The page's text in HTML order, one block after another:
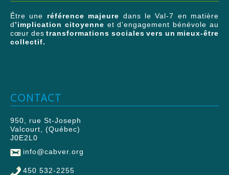
Être une référence majeure dans le Val-7 en matière
d’implication citoyenne et d’engagement bénévole au
cœur des transformations sociales vers un mieux-être
collectif.
CONTACT
950, rue St-Joseph
Valcourt, (Québec)
J0E2L0
info@cabver.org
450 532-2255